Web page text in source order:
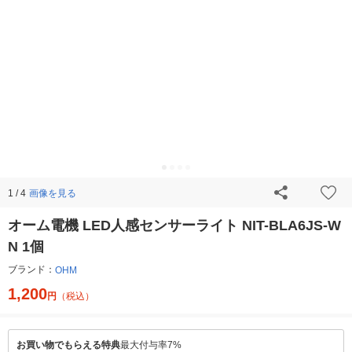
1 / 4 画像を見る
オーム電機 LED人感センサーライト NIT-BLA6JS-W
N 1個
ブランド： OHM
1,200円 （税込）
お買い物でもらえる特典最大付与率7%